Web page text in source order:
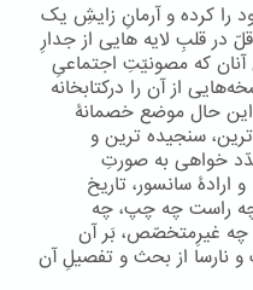
را کرده و آرمانِ زایشِ یک
در قلبِ لایه هایی از جدارِ
آنان که مصونیّتِ اجتماعیِ
از آن را درکتابخانه
حال موضع خصمانۀ
سنجیده ترین و
خواهی به صورتِ
ارادۀ سانسور، تاریخ
چه راست چه چپ، چه
غیرِمتخصّص، بَر آن
و نارسا از بحث و تفصیلِ آن